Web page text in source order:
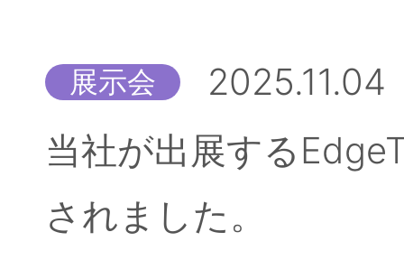
展示会
2025.11.04
当社が出展する
されました。